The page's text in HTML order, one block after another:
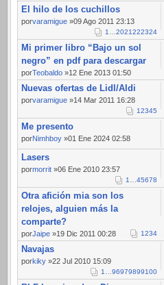
El hilo de los cuchillos
porvaramigue »09 Ago 2011 23:13
1 2021222324
Mi primer libro “Bajo un sol
negro” en pdf para descargar
porTeobaldo »12 Ene 2013 01:50
Nuevas ofertas de Lidl/Aldi
porvaramigue »14 Mar 2011 16:28
12345
Me presento
porNimhboy »01 Ene 2024 02:58
Lasers
pormorrit »06 Ene 2010 23:57
1 45678
Otra afición mia son los
relojes, alguien más la
comparte?
porJaipe »19 Dic 2011 00:28 1234
Navajas
porkiky »22 Jul 2010 15:09
1 96979899100